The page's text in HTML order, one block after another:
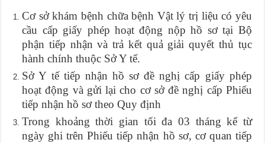
Cơ sở khám bệnh chữa bệnh Vật lý trị liệu có yêu
cầu cấp giấy phép hoạt động nộp hồ sơ tại Bộ
phận tiếp nhận và trả kết quả giải quyết thủ tục
hành chính thuộc Sở Y tế.
Sở Y tế tiếp nhận hồ sơ đề nghị cấp giấy phép
hoạt động và gửi lại cho cơ sở đề nghị cấp Phiếu
tiếp nhận hồ sơ theo Quy định
Trong khoảng thời gian tối đa 03 tháng kể từ
ngày ghi trên Phiếu tiếp nhận hồ sơ, cơ quan tiếp